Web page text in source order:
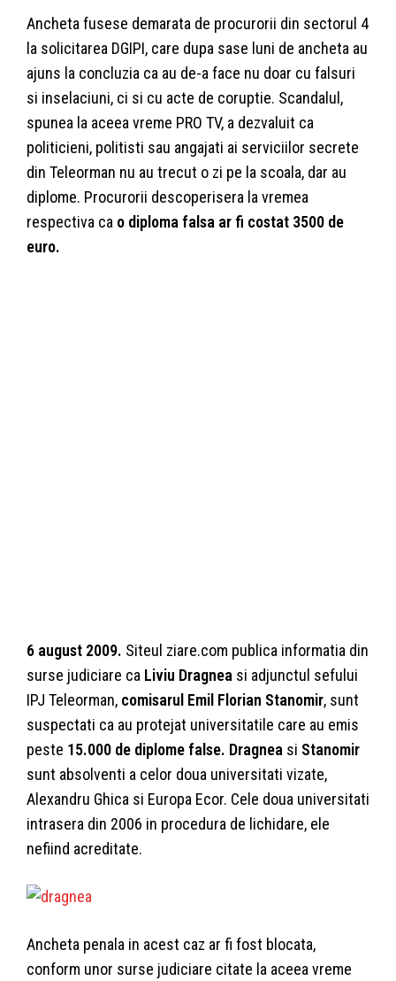
Ancheta fusese demarata de procurorii din sectorul 4
la solicitarea DGIPI, care dupa sase luni de ancheta au
ajuns la concluzia ca au de-a face nu doar cu falsuri
si inselaciuni, ci si cu acte de coruptie. Scandalul,
spunea la aceea vreme PRO TV, a dezvaluit ca
politicieni, politisti sau angajati ai serviciilor secrete
din Teleorman nu au trecut o zi pe la scoala, dar au
diplome. Procurorii descoperisera la vremea
respectiva ca o diploma falsa ar fi costat 3500 de
euro.
6 august 2009. Siteul ziare.com publica informatia din
surse judiciare ca Liviu Dragnea si adjunctul sefului
IPJ Teleorman, comisarul Emil Florian Stanomir, sunt
suspectati ca au protejat universitatile care au emis
peste 15.000 de diplome false. Dragnea si Stanomir
sunt absolventi a celor doua universitati vizate,
Alexandru Ghica si Europa Ecor. Cele doua universitati
intrasera din 2006 in procedura de lichidare, ele
nefiind acreditate.
Ancheta penala in acest caz ar fi fost blocata,
conform unor surse judiciare citate la aceea vreme